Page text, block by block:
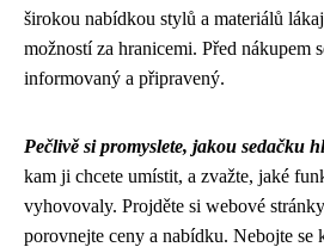
širokou nabídkou stylů a materiálů
možností za hranicemi. Před nákupem
informovaný a připravený.
Pečlivě si promyslete, jakou sedačku
kam ji chcete umístit, a zvažte, jaké
vyhovovaly. Projděte si webové
porovnejte ceny a nabídku. Nebojte se